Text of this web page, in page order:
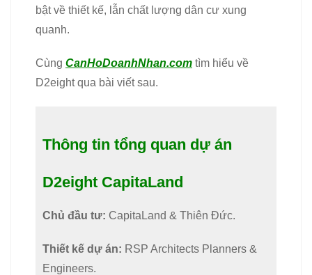
bật về thiết kế, lẫn chất lượng dân cư xung
quanh.
Cùng CanHoDoanhNhan.com tìm hiểu về
D2eight qua bài viết sau.
Thông tin tổng quan dự án
D2eight CapitaLand
Chủ đầu tư: CapitaLand & Thiên Đức.
Thiết kế dự án: RSP Architects Planners &
Engineers.